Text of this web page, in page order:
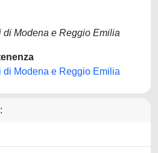
Modena e Reggio Emilia
Modena e Reggio Emilia